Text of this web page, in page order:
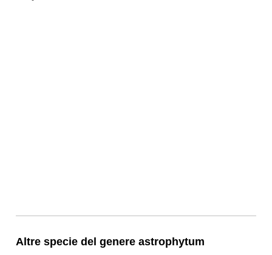
Altre specie del genere astrophytum